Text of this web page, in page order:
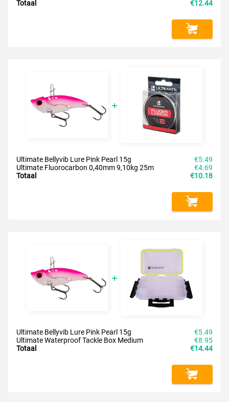
Totaal €12.44
Ultimate Bellyvib Lure Pink Pearl 15g
€5.49
Ultimate Fluorocarbon 0,40mm 9,10kg 25m
€4.69
Totaal
€10.18
Ultimate Bellyvib Lure Pink Pearl 15g
€5.49
Ultimate Waterproof Tackle Box Medium
€8.95
Totaal
€14.44